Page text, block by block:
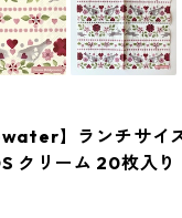
】ランチサイ
クリーム 20枚入り